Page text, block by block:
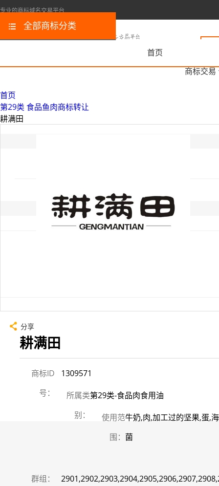
专业的商标域名交易平台
首页
商标交易
全部商标分类
首页
第29类 食品鱼肉商标转让
耕满田
分享
耕满田
商标ID
号：
1309571
所属类
别：
第29类-食品肉食用油
使用范
围：
牛奶,肉,加工过的坚果,蛋,
菌
群组：